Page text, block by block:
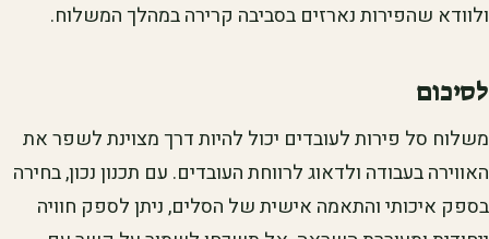
ולוודא שהפירות נארזים בסביבה קרירה במהלך המשלוח.
לסיכום
משלוח סל פירות לעובדים יכול להיות דרך מצוינת לשפר את
האווירה בעבודה ולדאוג לרווחת העובדים. עם תכנון נכון, בחירה
בספק איכותי והתאמה אישית של הסלים, ניתן לספק חוויה